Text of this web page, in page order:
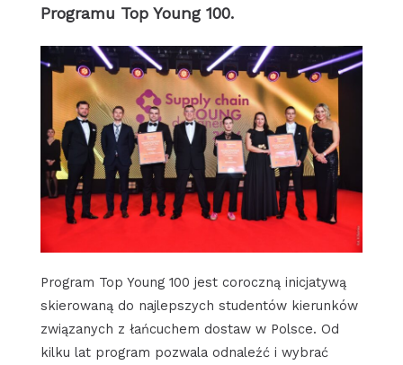
Programu Top Young 100.
Program Top Young 100 jest coroczną inicjatywą
skierowaną do najlepszych studentów kierunków
związanych z łańcuchem dostaw w Polsce. Od
kilku lat program pozwala odnaleźć i wybrać